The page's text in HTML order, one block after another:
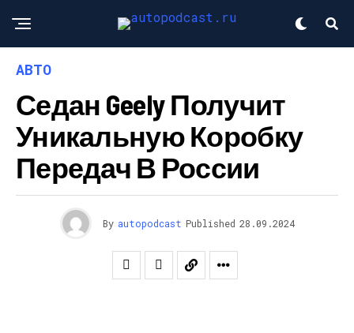
АВТО
Седан Geely Получит
Уникальную Коробку
Передач В России
By autopodcast Published 28.09.2024